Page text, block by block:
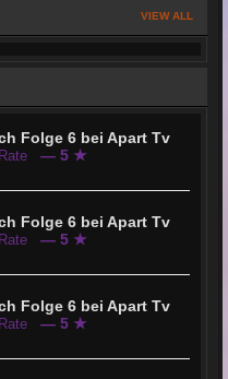
VIEW ALL
Folge 6 bei Apart Tv
— 5 ★
Folge 6 bei Apart Tv
— 5 ★
Folge 6 bei Apart Tv
— 5 ★